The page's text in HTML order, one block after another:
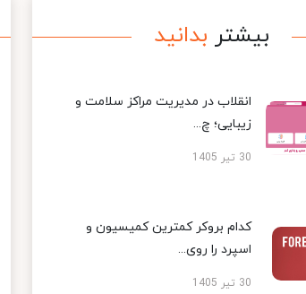
بیشتر بدانید
انقلاب در مدیریت مراکز سلامت و
زیبایی؛ چ...
30 تیر 1405
کدام بروکر کمترین کمیسیون و
اسپرد را روی...
30 تیر 1405